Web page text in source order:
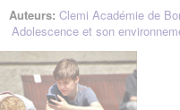
Auteurs: Clemi Académie de
Adolescence et son